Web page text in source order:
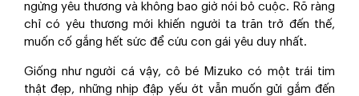
ngừng yêu thương và không bao giờ nói bỏ cuộc. Rõ ràng
chỉ có yêu thương mới khiến người ta trăn trở đến thế,
muốn cố gắng hết sức để cứu con gái yêu duy nhất.
Giống như người cá vậy, cô bé Mizuko có một trái tim
thật đẹp, những nhịp đập yếu ớt vẫn muốn gửi gắm đến